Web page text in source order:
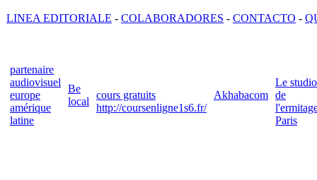
LINEA EDITORIALE - COLABORADORES - CONTACTO -
partenaire
audiovisuel
europe
amérique
latine
Be
local
cours gratuits
http://coursenligne1s6.fr/
Akhabacom
Le studio
de
Paris